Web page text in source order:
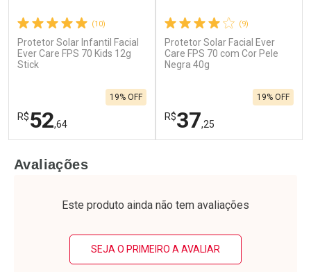
(10)
Protetor Solar Infantil Facial
Ever Care FPS 70 Kids 12g
Stick
R$52,64
19% OFF
Laboratório
Por Menos
(9)
Protetor Solar Facial Ever
Care FPS 70 com Cor Pele
Negra 40g
R$37,25
19% OFF
Laboratório
Por Menos
Avaliações
Este produto ainda não tem avaliações
SEJA O PRIMEIRO A AVALIAR